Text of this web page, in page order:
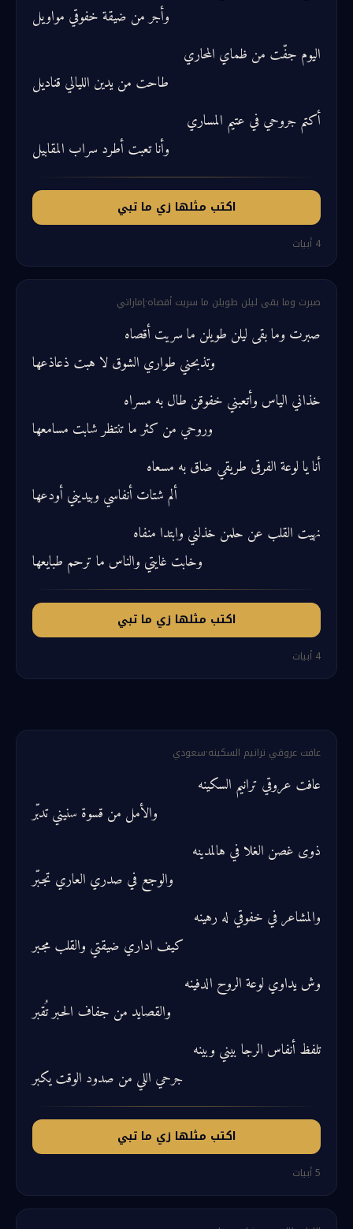
وأجر من ضيقة خفوقي مواويل
اليوم جفّت من ظماي المحاري
طاحت من يدين الليالي قناديل
أكتم جروحي في عتيم المساري
وأنا تعبت أطرد سراب المقابيل
اكتب مثلها زي ما تبي
4 أبيات
صبرت وما بقى ليلن طويلن ما سريت أقصاه·إماراتي
صبرت وما بقى ليلن طويلن ما سريت أقصاه
وتذبحني طواري الشوق لا هبت ذعاذعها
خذاني الياس وأتعبني خفوقن طال به مسراه
وروحي من كثر ما تنتظر شابت مسامعها
أنا يا لوعة الفرقى طريقي ضاق به مسعاه
ألم شتات أنفاسي وبيديني أودعها
نهيت القلب عن حلمن خذلني وابتدا منفاه
وخابت غايتي والناس ما ترحم طبايعها
اكتب مثلها زي ما تبي
4 أبيات
عافت عروقي ترانيم السكينه·سعودي
عافت عروقي ترانيم السكينه
والأمل من قسوة سنيني تدبّر
ذوى غصن الغلا في هالمدينه
والوجع في صدري العاري تجبّر
والمشاعر في خفوقي له رهينه
كيف اداري ضيقتي والقلب مجبر
وش يداوي لوعة الروح الدفينه
والقصايد من جفاف الحبر تُقبر
تلفظ أنفاس الرجا بيني وبينه
جرحي اللي من صدود الوقت يكبر
اكتب مثلها زي ما تبي
5أبيات